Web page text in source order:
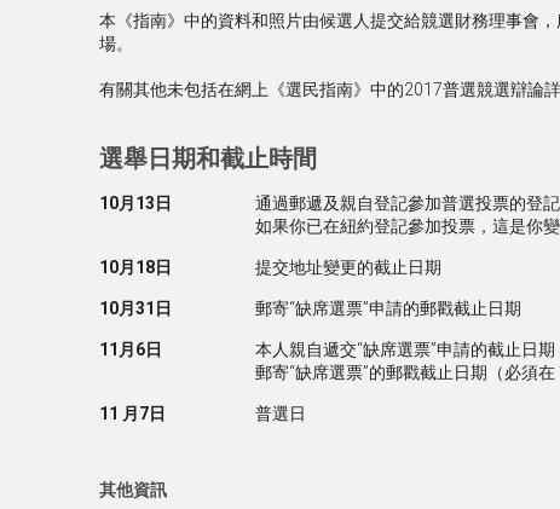
本《指南》中的資料和照片由候選人提交給競選財務理事會
場。
有關其他未包括在網上《選民指南》中的2017普選競選辯論詳
選舉日期和截止時間
10月13日
通過郵遞及親自登記參加普選投票的登
如果你已在紐約登記參加投票，這是你
10月18日 提交地址變更的截止日期
10月31日 郵寄“缺席選票”申請的郵戳截止日期
11月6日
本人親自遞交“缺席選票”申請的截止日期
郵寄“缺席選票”的郵戳截止日期（必須
11 月7日 普選日
其他資訊